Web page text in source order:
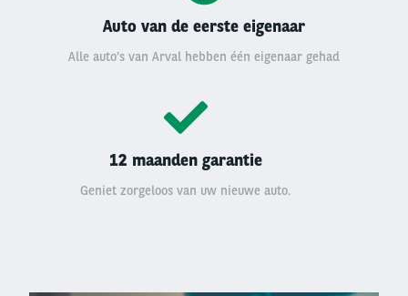
Auto van de eerste eigenaar
Alle auto’s van Arval hebben één eigenaar gehad
12 maanden garantie
Geniet zorgeloos van uw nieuwe auto.